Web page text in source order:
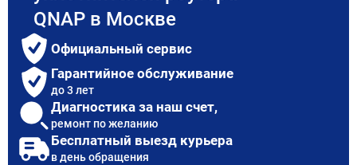
QNAP в Москве
Официальный сервис
Гарантийное обслуживание
до 3 лет
Диагностика за наш счет,
ремонт по желанию
Бесплатный выезд курьера
в день обращения